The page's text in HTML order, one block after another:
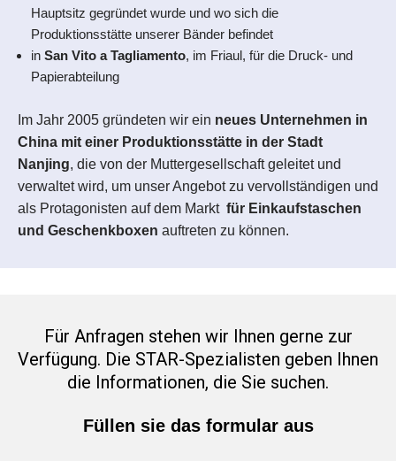
Hauptsitz gegründet wurde und wo sich die
Produktionsstätte unserer Bänder befindet
in San Vito a Tagliamento, im Friaul, für die Druck- und
Papierabteilung
Im Jahr 2005 gründeten wir ein neues Unternehmen in
China mit einer Produktionsstätte in der Stadt
Nanjing, die von der Muttergesellschaft geleitet und
verwaltet wird, um unser Angebot zu vervollständigen und
als Protagonisten auf dem Markt für Einkaufstaschen
und Geschenkboxen auftreten zu können.
Für Anfragen stehen wir Ihnen gerne zur
Verfügung. Die STAR-Spezialisten geben Ihnen
die Informationen, die Sie suchen.
Füllen sie das formular aus